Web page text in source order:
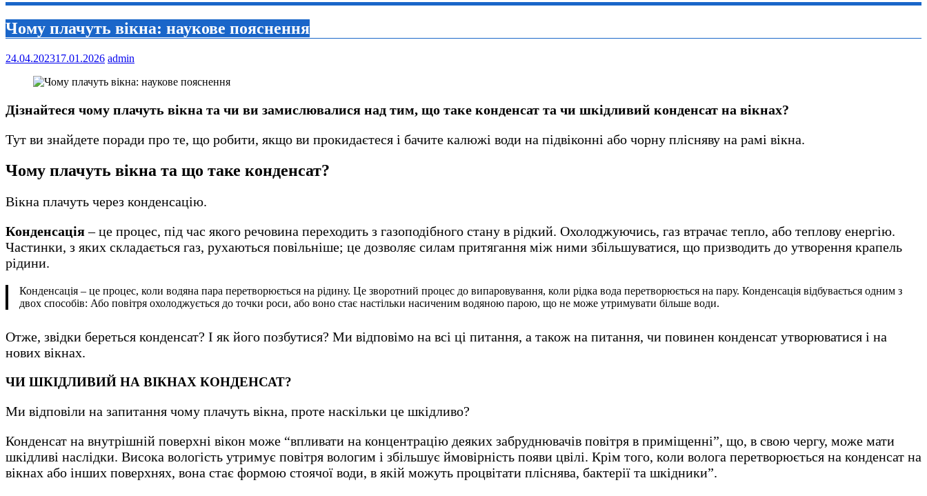
Чому плачуть вікна: наукове пояснення
24.04.202317.01.2026 admin
Дізнайтеся чому плачуть вікна та чи ви замислювалися над тим, що таке конденсат та чи шкідливий конденсат на вікнах?
Тут ви знайдете поради про те, що робити, якщо ви прокидаєтеся і бачите калюжі води на підвіконні або чорну плісняву на рамі вікна.
Чому плачуть вікна та що таке конденсат?
Вікна плачуть через конденсацію.
Конденсація– це процес, під час якого речовина переходить з газоподібного стану в рідкий. Охолоджуючись, газ втрачає тепло, або теплову енергію.
Частинки, з яких складається газ, рухаються повільніше; це дозволяє силам притягання між ними збільшуватися, що призводить до утворення крапель
рідини.
Конденсація – це процес, коли водяна пара перетворюється на рідину. Це зворотний процес до випаровування, коли рідка вода перетворюється на пару. Конденсація відбувається одним з
двох способів: Або повітря охолоджується до точки роси, або воно стає настільки насиченим водяною парою, що не може утримувати більше води.
Отже, звідки береться конденсат? І як його позбутися? Ми відповімо на всі ці питання, а також на питання, чи повинен конденсат утворюватися і на
нових вікнах.
ЧИ ШКІДЛИВИЙ НА ВІКНАХ КОНДЕНСАТ?
Ми відповіли на запитання чому плачуть вікна, проте наскільки це шкідливо?
Конденсат на внутрішній поверхні вікон може “впливати на концентрацію деяких забруднювачів повітря в приміщенні”, що, в свою чергу, може мати
шкідливі наслідки. Висока вологість утримує повітря вологим і збільшує ймовірність появи цвілі. Крім того, коли волога перетворюється на конденсат на
вікнах або інших поверхнях, вона стає формою стоячої води, в якій можуть процвітати пліснява, бактерії та шкідники”.